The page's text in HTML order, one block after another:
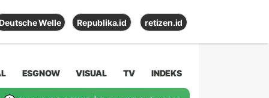
Deutsche Welle Republika.id retizen.id
ESGNOW VISUAL TV INDEKS